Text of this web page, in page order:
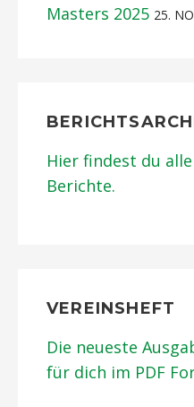
Masters 2025 25.
Hier findest du
Berichte.
VEREINSHEFT
Die neueste
für dich im PDF